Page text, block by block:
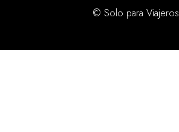
© Solo para Viajeros